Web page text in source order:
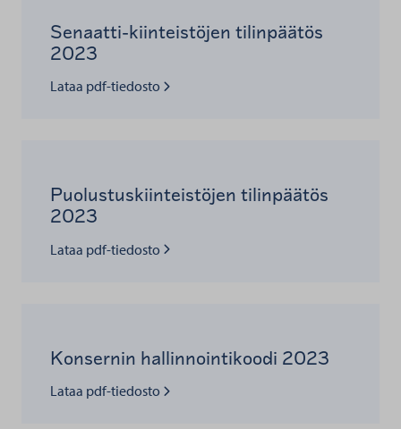
Senaatti-kiinteistöjen tilinpäätös
2023
Lue lisää kohteesta
Lataa pdf-tiedosto
Puolustuskiinteistöjen tilinpäätös
2023
Lue lisää kohteesta
Lataa pdf-tiedosto
Konsernin hallinnointikoodi 2023
Lue lisää kohteesta
Lataa pdf-tiedosto